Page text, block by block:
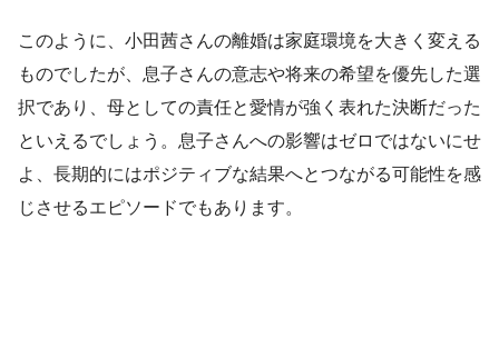
このように、小田茜さんの離婚は家庭環境を大きく変える
ものでしたが、息子さんの意志や将来の希望を優先した選
択であり、母としての責任と愛情が強く表れた決断だった
といえるでしょう。息子さんへの影響はゼロではないにせ
よ、長期的にはポジティブな結果へとつながる可能性を感
じさせるエピソードでもあります。